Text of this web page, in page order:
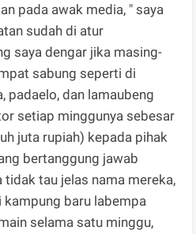
pada awak media, " saya
sudah di atur
saya dengar jika masing-
sabung seperti di
padaelo, dan lamaubeng
setiap minggunya sebesar
juta rupiah) kepada pihak
bertanggung jawab
tau jelas nama mereka,
kampung baru labempa
selama satu minggu,